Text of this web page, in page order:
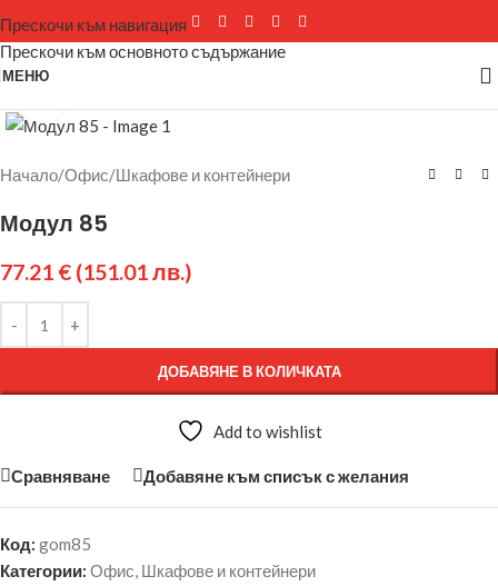
Прескочи към навигация
Прескочи към основното съдържание
МЕНЮ
Начало/Офис/Шкафове и контейнери
Модул 85
77.21 € (151.01 лв.)
ДОБАВЯНЕ В КОЛИЧКАТА
Add to wishlist
Сравняване Добавяне към списък с желания
Код: gom85
Категории: Офис, Шкафове и контейнери